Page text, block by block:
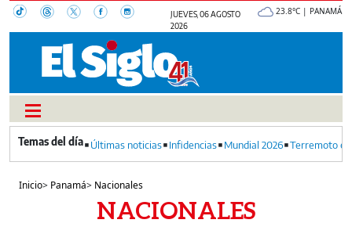
JUEVES, 06 AGOSTO
2026
23.8°C | PANAMÁ
Últimas noticias Infidencias Mundial 2026 Terremoto
Inicio> Panamá> Nacionales
NACIONALES